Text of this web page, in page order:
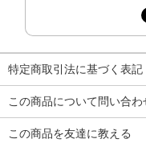
特定商取引法に基づく表記
この商品について問い合わ
この商品を友達に教える